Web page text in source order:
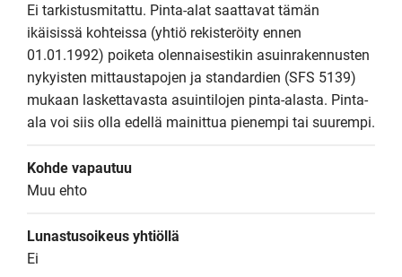
Ei tarkistusmitattu. Pinta-alat saattavat tämän
ikäisissä kohteissa (yhtiö rekisteröity ennen
01.01.1992) poiketa olennaisestikin asuinrakennusten
nykyisten mittaustapojen ja standardien (SFS 5139)
mukaan laskettavasta asuintilojen pinta-alasta. Pinta-
ala voi siis olla edellä mainittua pienempi tai suurempi.
Kohde vapautuu
Muu ehto
Lunastusoikeus yhtiöllä
Ei